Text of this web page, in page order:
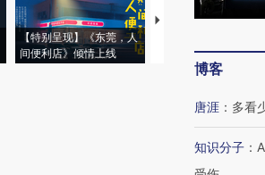
【特别呈现】《东莞，人
间便利店》倾情上线
【推广】走进第四届
博客
唐涯 ： 多看
知识分子 ：